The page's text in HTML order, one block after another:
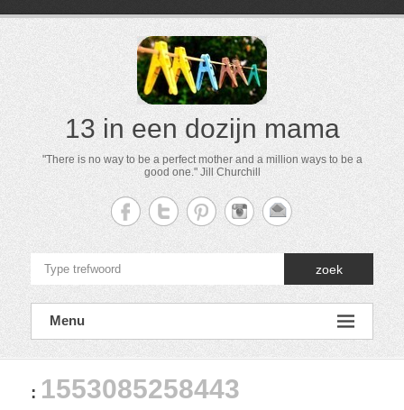
13 in een dozijn mama
"There is no way to be a perfect mother and a million ways to be a
good one." Jill Churchill
zoek
Menu
: 1553085258443